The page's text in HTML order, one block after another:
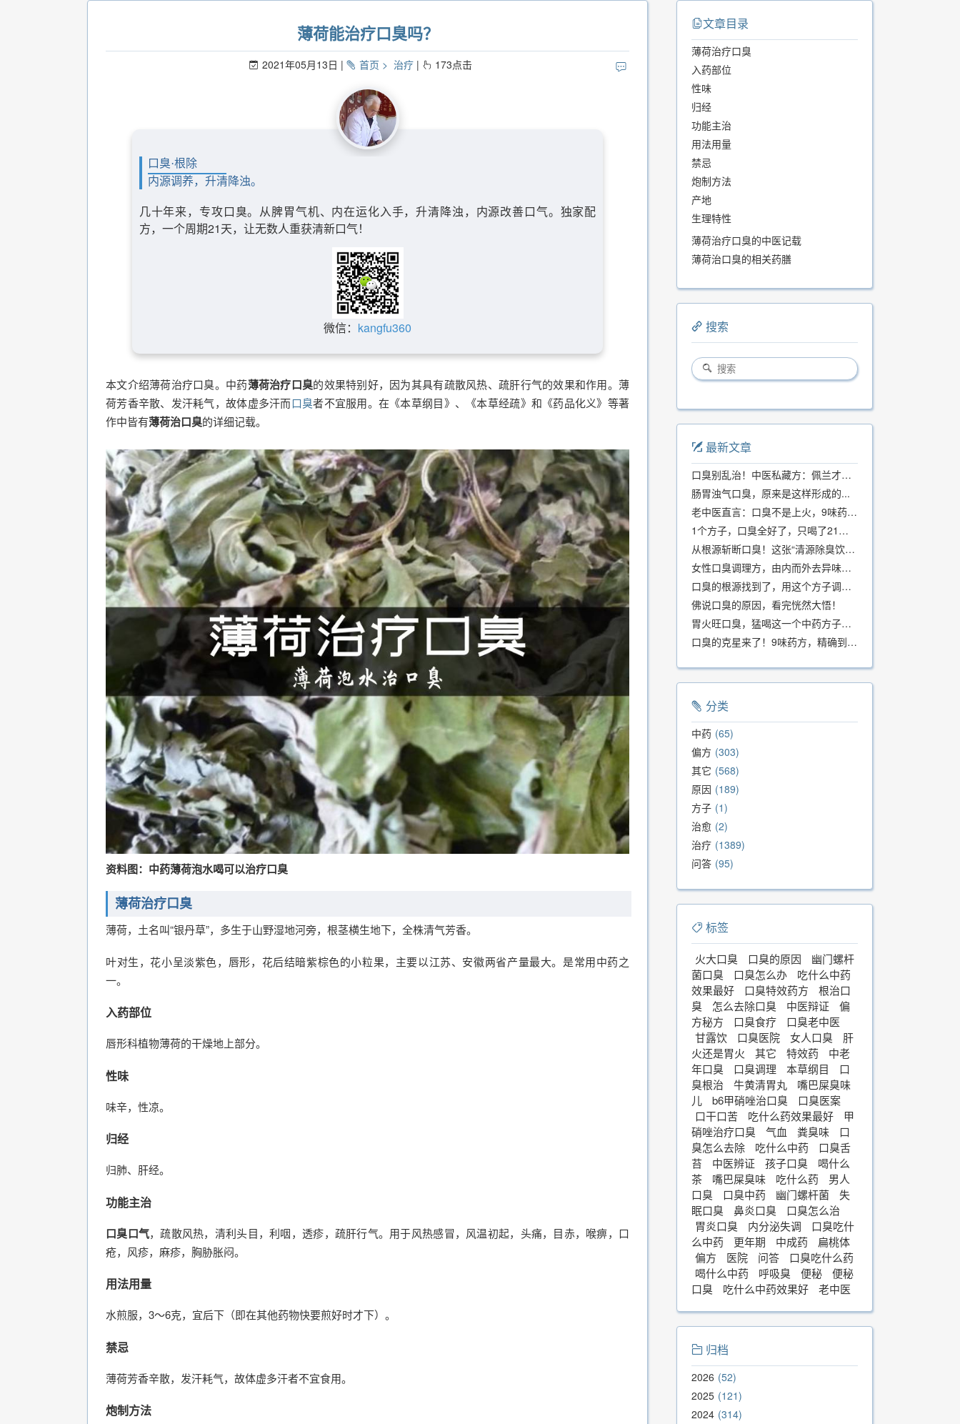
薄荷能治疗口臭吗？
2021年05月13日 首页 治疗 173点击
口臭·根除
内源调养，升清降浊。
几十年来，专攻口臭。从脾胃气机、内在运化入手，升清降浊，内源改善口气。独家配
方，一个周期21天，让无数人重获清新口气！
微信： kangfu360
本文介绍薄荷治疗口臭。中药薄荷治疗口臭的效果特别好，因为其具有疏散风热、疏肝行气的效果和作用。薄
荷芳香辛散、发汗耗气，故体虚多汗而口臭者不宜服用。在《本草纲目》、《本草经疏》和《药品化义》等著
作中皆有薄荷治口臭的详细记载。
资料图：中药薄荷泡水喝可以治疗口臭
薄荷治疗口臭
薄荷，土名叫“银丹草”，多生于山野湿地河旁，根茎横生地下，全株清气芳香。
叶对生，花小呈淡紫色，唇形，花后结暗紫棕色的小粒果，主要以江苏、安徽两省产量最大。是常用中药之
一。
入药部位
唇形科植物薄荷的干燥地上部分。
性味
味辛，性凉。
归经
归肺、肝经。
功能主治
口臭口气，疏散风热，清利头目，利咽，透疹，疏肝行气。用于风热感冒，风温初起，头痛，目赤，喉痹，口
疮，风疹，麻疹，胸胁胀闷。
用法用量
水煎服，3～6克，宜后下（即在其他药物快要煎好时才下）。
禁忌
薄荷芳香辛散，发汗耗气，故体虚多汗者不宜食用。
炮制方法
文章目录
薄荷治疗口臭
入药部位
性味
归经
功能主治
用法用量
禁忌
炮制方法
产地
生理特性
薄荷治疗口臭的中医记载
薄荷治口臭的相关药膳
搜索
最新文章
口臭别乱治！中医私藏方：佩兰才是口气克星，喝一周就清爽
肠胃浊气口臭，原来是这样形成的...
老中医直言：口臭不是上火，9味药食同源方，21天根除不反复
1个方子，口臭全好了，只喝了21天！
从根源斩断口臭！这张“清源除臭饮”方子，我用了几十年，效果真不错
女性口臭调理方，由内而外去异味，女性体质专用！
口臭的根源找到了，用这个方子调理，21天口吐芬芳！
佛说口臭的原因，看完恍然大悟！
胃火旺口臭，猛喝这一个中药方子就好了！
口臭的克星来了！9味药方，精确到克、药食同源、安全有效，速看！
分类
中药 65
偏方 303
其它 568
原因 189
方子 1
治愈 2
治疗 1389
问答 95
标签
火大口臭 口臭的原因
幽门螺杆
菌口臭
口臭怎么办
吃什么中药
效果最好
口臭特效药方
根治口
臭
怎么去除口臭 中医辩证
偏
方秘方
口臭食疗
口臭老中医
甘露饮
口臭医院 女人口臭
肝
火还是胃火
其它 特效药
中老
年口臭
口臭调理 本草纲目
口
臭根治
牛黄清胃丸
嘴巴屎臭味
儿
b6甲硝唑治口臭
口臭医案
口干口苦
吃什么药效果最好
甲
硝唑治疗口臭
气血 粪臭味
口
臭怎么去除
吃什么中药
口臭舌
苔
中医辨证 孩子口臭
喝什么
茶
嘴巴屎臭味 吃什么药
男人
口臭
口臭中药 幽门螺杆菌
失
眠口臭
鼻炎口臭
口臭怎么治
胃炎口臭
内分泌失调
口臭吃什
么中药
更年期 中成药
扁桃体
偏方
医院 问答
口臭吃什么药
喝什么中药
呼吸臭 便秘
便秘
口臭
吃什么中药效果好 老中医
归档
2026 52
2025 121
2024 314